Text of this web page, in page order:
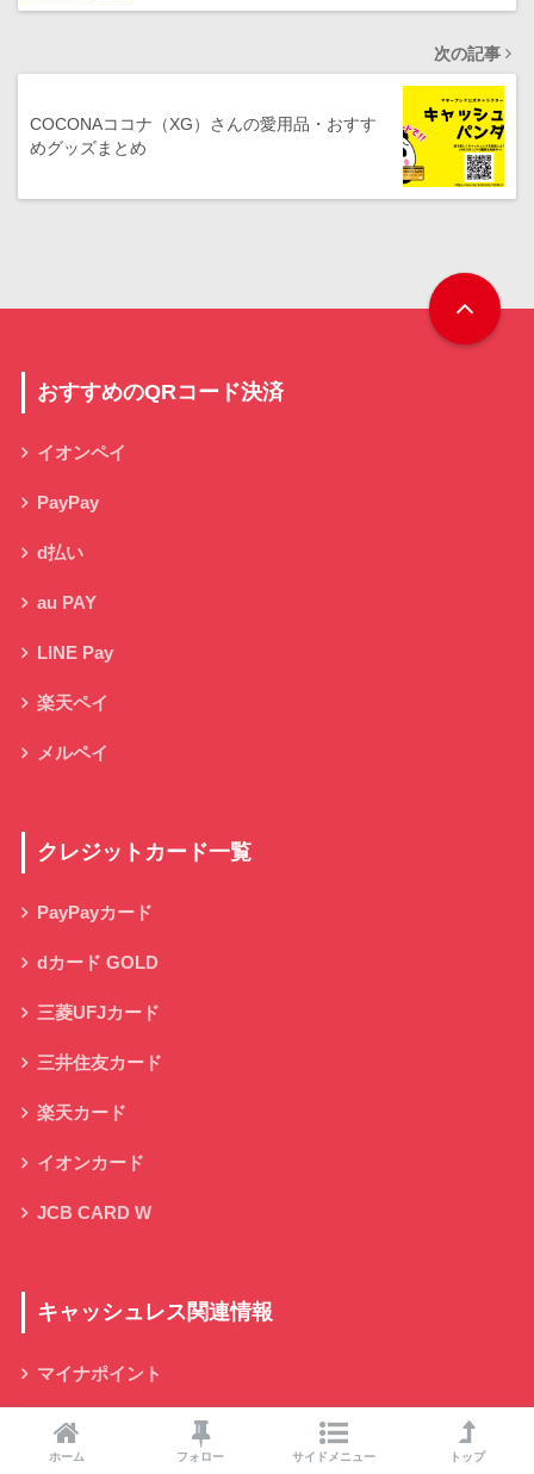
次の記事
COCONAココナ（XG）さんの愛用品・おすす
めグッズまとめ
おすすめのQRコード決済
イオンペイ
PayPay
d払い
au PAY
LINE Pay
楽天ペイ
メルペイ
クレジットカード一覧
PayPayカード
dカード GOLD
三菱UFJカード
三井住友カード
楽天カード
イオンカード
JCB CARD W
キャッシュレス関連情報
マイナポイント
ホーム フォロー サイドメニュー トップ